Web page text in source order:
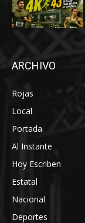
ARCHIVO
Rojas
Local
Portada
Al Instante
Hoy Escriben
Estatal
Nacional
Deportes